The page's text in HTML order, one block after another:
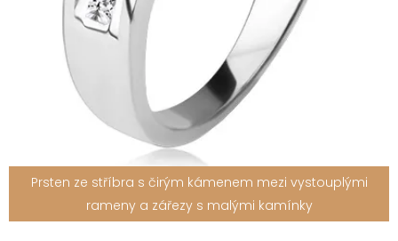
Prsten ze stříbra s čirým kámenem mezi vystouplými
rameny a zářezy s malými kamínky